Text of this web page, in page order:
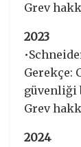
Grev
2023
Gerekçe:
güvenliği
Grev
2024